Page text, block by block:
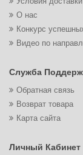
О нас
Конкурс
Видео по
Служба
Обратная связь
Возврат товара
Карта сайта
Личный Кабинет